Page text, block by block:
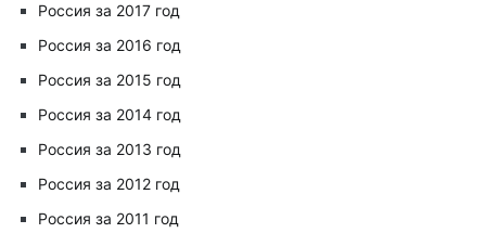
Россия за 2017 год
Россия за 2016 год
Россия за 2015 год
Россия за 2014 год
Россия за 2013 год
Россия за 2012 год
Россия за 2011 год